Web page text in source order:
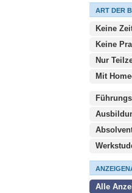
ART DER
Keine
Keine
Nur
Mit
Alle